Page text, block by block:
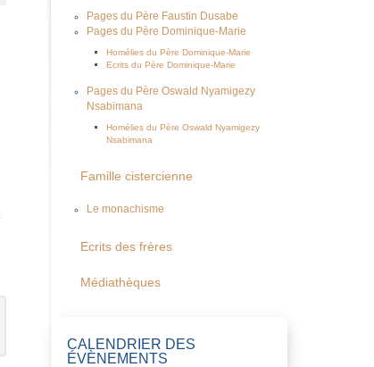
Pages du Père Faustin Dusabe
Pages du Père Dominique-Marie
Homélies du Père Dominique-Marie
Ecrits du Père Dominique-Marie
Pages du Père Oswald Nyamigezy
Nsabimana
Homélies du Père Oswald Nyamigezy
Nsabimana
Famille cistercienne
Le monachisme
Ecrits des frères
Médiathèques
CALENDRIER DES
ÉVÈNEMENTS